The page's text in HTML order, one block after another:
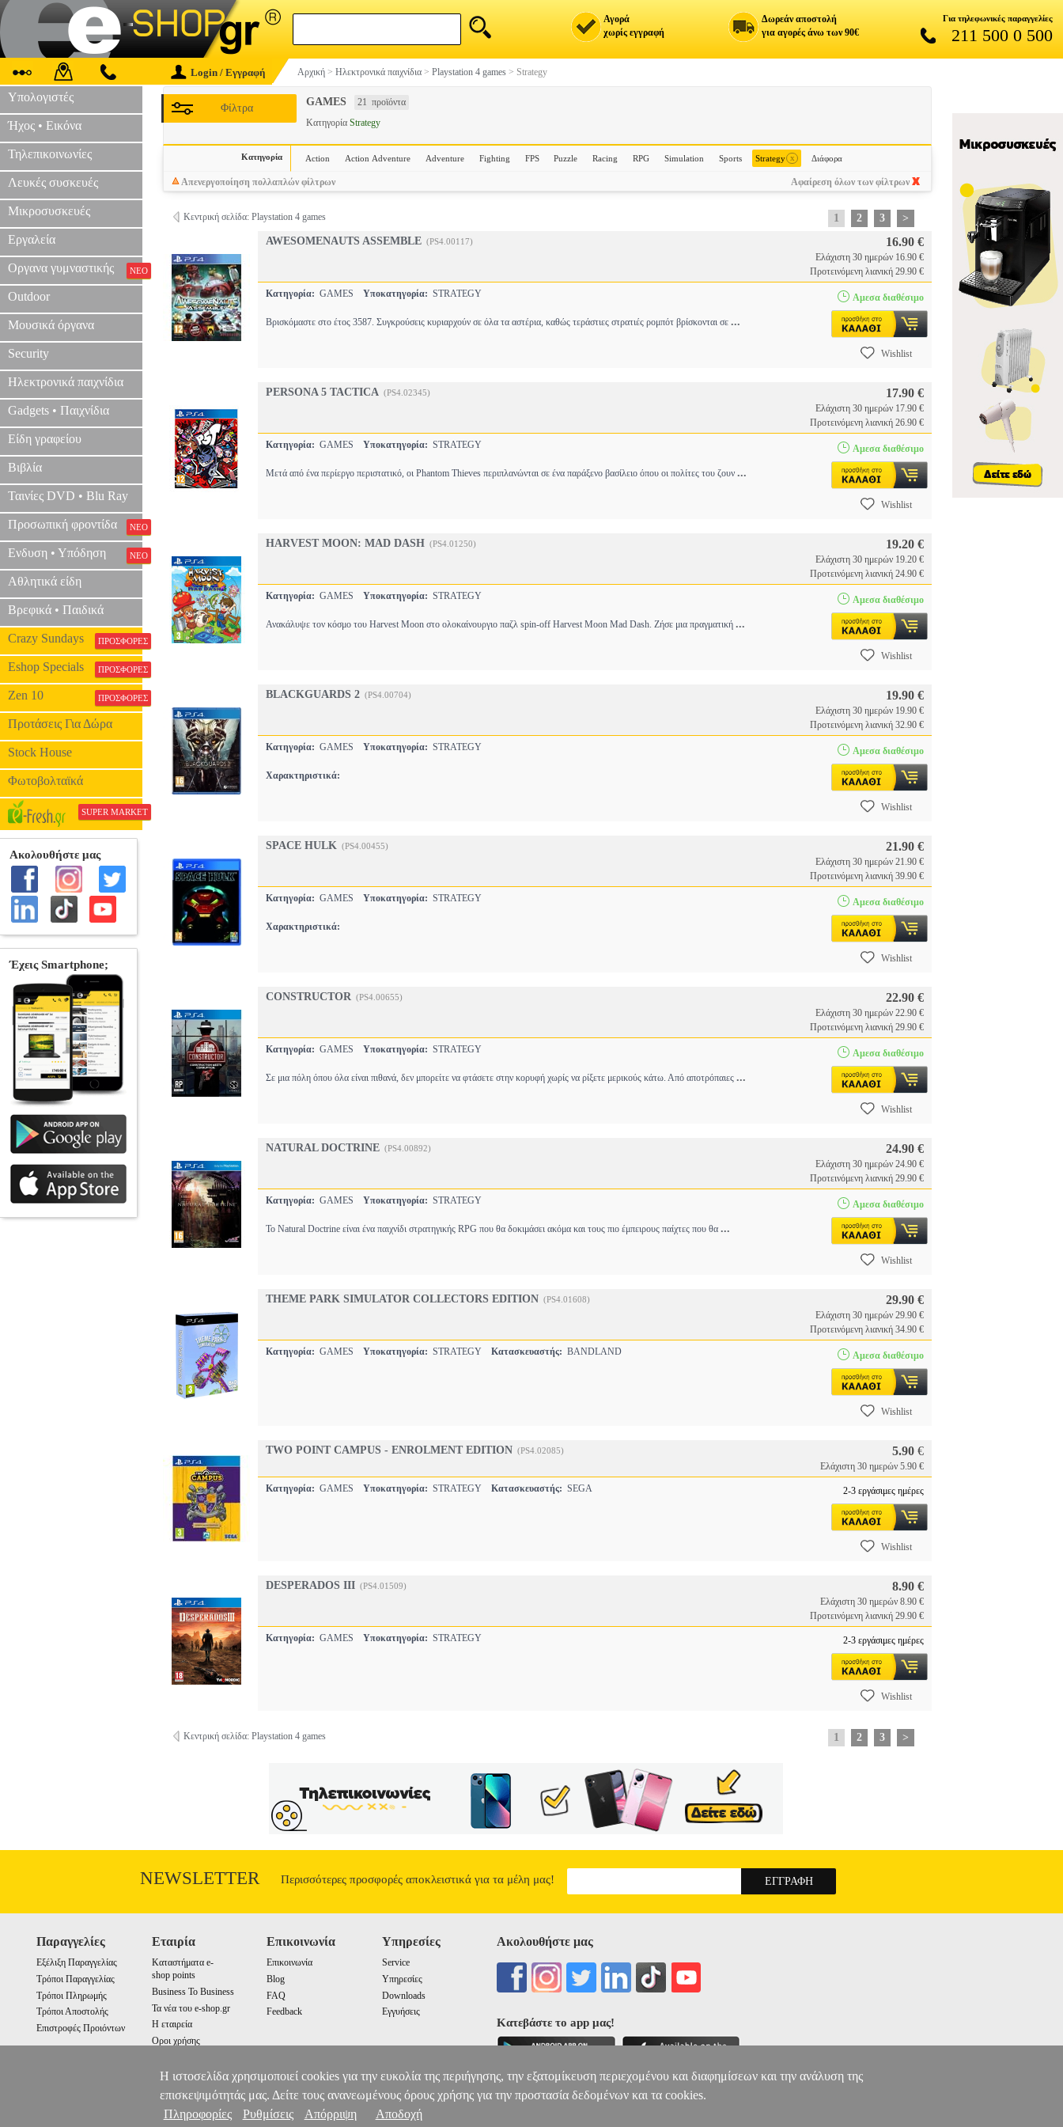
Αγορά
χωρίς εγγραφή
Δωρεάν αποστολή
για αγορές άνω των 90€
Για τηλεφωνικές παραγγελίες
211 500 0 500
Login / Εγγραφή Αρχική > Ηλεκτρονικά παιχνίδια > Playstation 4 games > Strategy
Υπολογιστές
Ήχος • Εικόνα
Τηλεπικοινωνίες
Λευκές συσκευές
Μικροσυσκευές
Εργαλεία
Οργανα γυμναστικής ΝΕΟ
Outdoor
Μουσικά όργανα
Security
Ηλεκτρονικά παιχνίδια
Gadgets • Παιχνίδια
Είδη γραφείου
Βιβλία
Ταινίες DVD • Blu Ray
Προσωπική φροντίδα ΝΕΟ
Ενδυση • Υπόδηση ΝΕΟ
Αθλητικά είδη
Βρεφικά • Παιδικά
Crazy Sundays ΠΡΟΣΦΟΡΕΣ
Eshop Specials ΠΡΟΣΦΟΡΕΣ
Zen 10 ΠΡΟΣΦΟΡΕΣ
Προτάσεις Για Δώρα
Stock House
Φωτοβολταϊκά
SUPER MARKET
GAMES 21 προϊόντα
Φίλτρα
Κατηγορία Strategy
Κατηγορία Action Action Adventure Adventure Fighting FPS Puzzle Racing RPG Simulation Sports Strategy x Διάφορα
Απενεργοποίηση πολλαπλών φίλτρων Αφαίρεση όλων των φίλτρων
Κεντρική σελίδα: Playstation 4 games 1 2 3
>
AWESOMENAUTS ASSEMBLE (PS4.00117) 16.90 €
Ελάχιστη 30 ημερών 16.90 €
Προτεινόμενη λιανική 29.90 €
Κατηγορία: GAMES Υποκατηγορία: STRATEGY
Βρισκόμαστε στο έτος 3587. Συγκρούσεις κυριαρχούν σε όλα τα αστέρια, καθώς τεράστιες στρατιές ρομπότ βρίσκονται σε ...
Αμεσα διαθέσιμο
Wishlist
PERSONA 5 TACTICA (PS4.02345) 17.90 €
Ελάχιστη 30 ημερών 17.90 €
Προτεινόμενη λιανική 26.90 €
Κατηγορία: GAMES Υποκατηγορία: STRATEGY
Μετά από ένα περίεργο περιστατικό, οι Phantom Thieves περιπλανώνται σε ένα παράξενο βασίλειο όπου οι πολίτες του ζουν ...
Αμεσα διαθέσιμο
Wishlist
HARVEST MOON: MAD DASH (PS4.01250) 19.20 €
Ελάχιστη 30 ημερών 19.20 €
Προτεινόμενη λιανική 24.90 €
Κατηγορία: GAMES Υποκατηγορία: STRATEGY
Ανακάλυψε τον κόσμο του Harvest Moon στο ολοκαίνουργιο παζλ spin-off Harvest Moon Mad Dash. Ζήσε μια πραγματική ...
Αμεσα διαθέσιμο
Wishlist
BLACKGUARDS 2 (PS4.00704) 19.90 €
Ελάχιστη 30 ημερών 19.90 €
Προτεινόμενη λιανική 32.90 €
Κατηγορία: GAMES Υποκατηγορία: STRATEGY
Χαρακτηριστικά:
Αμεσα διαθέσιμο
Wishlist
SPACE HULK (PS4.00455) 21.90 €
Ελάχιστη 30 ημερών 21.90 €
Προτεινόμενη λιανική 39.90 €
Κατηγορία: GAMES Υποκατηγορία: STRATEGY
Χαρακτηριστικά:
Αμεσα διαθέσιμο
Wishlist
CONSTRUCTOR (PS4.00655) 22.90 €
Ελάχιστη 30 ημερών 22.90 €
Προτεινόμενη λιανική 29.90 €
Κατηγορία: GAMES Υποκατηγορία: STRATEGY
Σε μια πόλη όπου όλα είναι πιθανά, δεν μπορείτε να φτάσετε στην κορυφή χωρίς να ρίξετε μερικούς κάτω. Από αποτρόπαιες ...
Αμεσα διαθέσιμο
Wishlist
NATURAL DOCTRINE (PS4.00892) 24.90 €
Ελάχιστη 30 ημερών 24.90 €
Προτεινόμενη λιανική 29.90 €
Κατηγορία: GAMES Υποκατηγορία: STRATEGY
Το Natural Doctrine είναι ένα παιχνίδι στρατηγικής RPG που θα δοκιμάσει ακόμα και τους πιο έμπειρους παίχτες που θα ...
Αμεσα διαθέσιμο
Wishlist
THEME PARK SIMULATOR COLLECTORS EDITION (PS4.01608) 29.90 €
Ελάχιστη 30 ημερών 29.90 €
Προτεινόμενη λιανική 34.90 €
Κατηγορία: GAMES Υποκατηγορία: STRATEGY Κατασκευαστής: BANDLAND Αμεσα διαθέσιμο
Wishlist
TWO POINT CAMPUS - ENROLMENT EDITION (PS4.02085) 5.90 €
Ελάχιστη 30 ημερών 5.90 €
Κατηγορία: GAMES Υποκατηγορία: STRATEGY Κατασκευαστής: SEGA 2-3 εργάσιμες ημέρες
Wishlist
DESPERADOS III (PS4.01509) 8.90 €
Ελάχιστη 30 ημερών 8.90 €
Προτεινόμενη λιανική 29.90 €
Κατηγορία: GAMES Υποκατηγορία: STRATEGY 2-3 εργάσιμες ημέρες
Wishlist
Κεντρική σελίδα: Playstation 4 games 1 2 3 >
NEWSLETTER Περισσότερες προσφορές αποκλειστικά για τα μέλη μας!
Παραγγελίες
Εξέλιξη Παραγγελίας
Τρόποι Παραγγελίας
Τρόποι Πληρωμής
Τρόποι Αποστολής
Επιστροφές Προιόντων
Εταιρία
Καταστήματα e-
shop points
Business To Business
Τα νέα του e-shop.gr
Η εταιρεία
Οροι χρήσης
Επικοινωνία
Επικοινωνία
Blog
FAQ
Feedback
Υπηρεσίες
Service
Υπηρεσίες
Downloads
Εγγυήσεις
Ακολουθήστε μας
Κατεβάστε το app μας!
Η ιστοσελίδα χρησιμοποιεί cookies για την ευκολία της περιήγησης, την εξατομίκευση περιεχομένου και διαφημίσεων και την ανάλυση της
επισκεψιμότητάς μας. Δείτε τους ανανεωμένους όρους χρήσης για την προστασία δεδομένων και τα cookies.
Πληροφορίες
Ρυθμίσεις Απόρριψη Αποδοχή